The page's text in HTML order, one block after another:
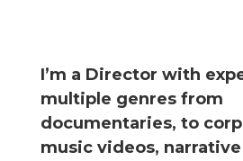
I’m a Director with
multiple genres from
documentaries, to
music videos,